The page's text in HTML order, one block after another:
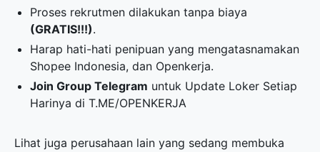
Proses rekrutmen dilakukan tanpa biaya
(GRATIS!!!).
Harap hati-hati penipuan yang mengatasnamakan
Shopee Indonesia, dan Openkerja.
Join Group Telegram untuk Update Loker Setiap
Harinya diT.ME/OPENKERJA
Lihat juga perusahaan lain yang sedang membuka